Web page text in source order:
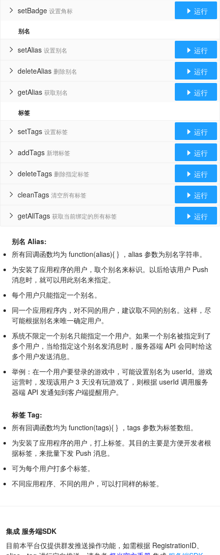
setBadge 设置角标
  运行
别名
setAlias 设置别名
  运行
deleteAlias 删除别名
  运行
getAlias 获取别名
  运行
标签
setTags 设置标签
  运行
addTags 新增标签
  运行
deleteTags 删除指定标签
  运行
cleanTags 清空所有标签
  运行
getAllTags 获取当前绑定的所有标签
  运行
别名 Alias:
所有回调函数均为 function(alias){ } ，alias 参数为别名字符串。
为安装了应用程序的用户，取个别名来标识。以后给该用户 Push
消息时，就可以用此别名来指定。
每个用户只能指定一个别名。
同一个应用程序内，对不同的用户，建议取不同的别名。这样，尽
可能根据别名来唯一确定用户。
系统不限定一个别名只能指定一个用户。如果一个别名被指定到了
多个用户，当给指定这个别名发消息时，服务器端 API 会同时给这
多个用户发送消息。
举例：在一个用户要登录的游戏中，可能设置别名为 userId。游戏
运营时，发现该用户 3 天没有玩游戏了，则根据 userId 调用服务
器端 API 发通知到客户端提醒用户。
标签 Tag:
所有回调函数均为 function(tags){ } ，tags 参数为标签数组。
为安装了应用程序的用户，打上标签。其目的主要是方便开发者根
据标签，来批量下发 Push 消息。
可为每个用户打多个标签。
不同应用程序、不同的用户，可以打同样的标签。
集成 服务端SDK
目前本平台仅提供群发推送操作功能，如需根据 RegistrationID、